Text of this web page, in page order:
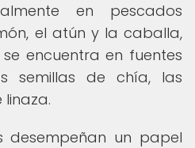
en pescados
el atún y la caballa,
encuentra en fuentes
semillas de chía, las
linaza.
desempeñan un papel